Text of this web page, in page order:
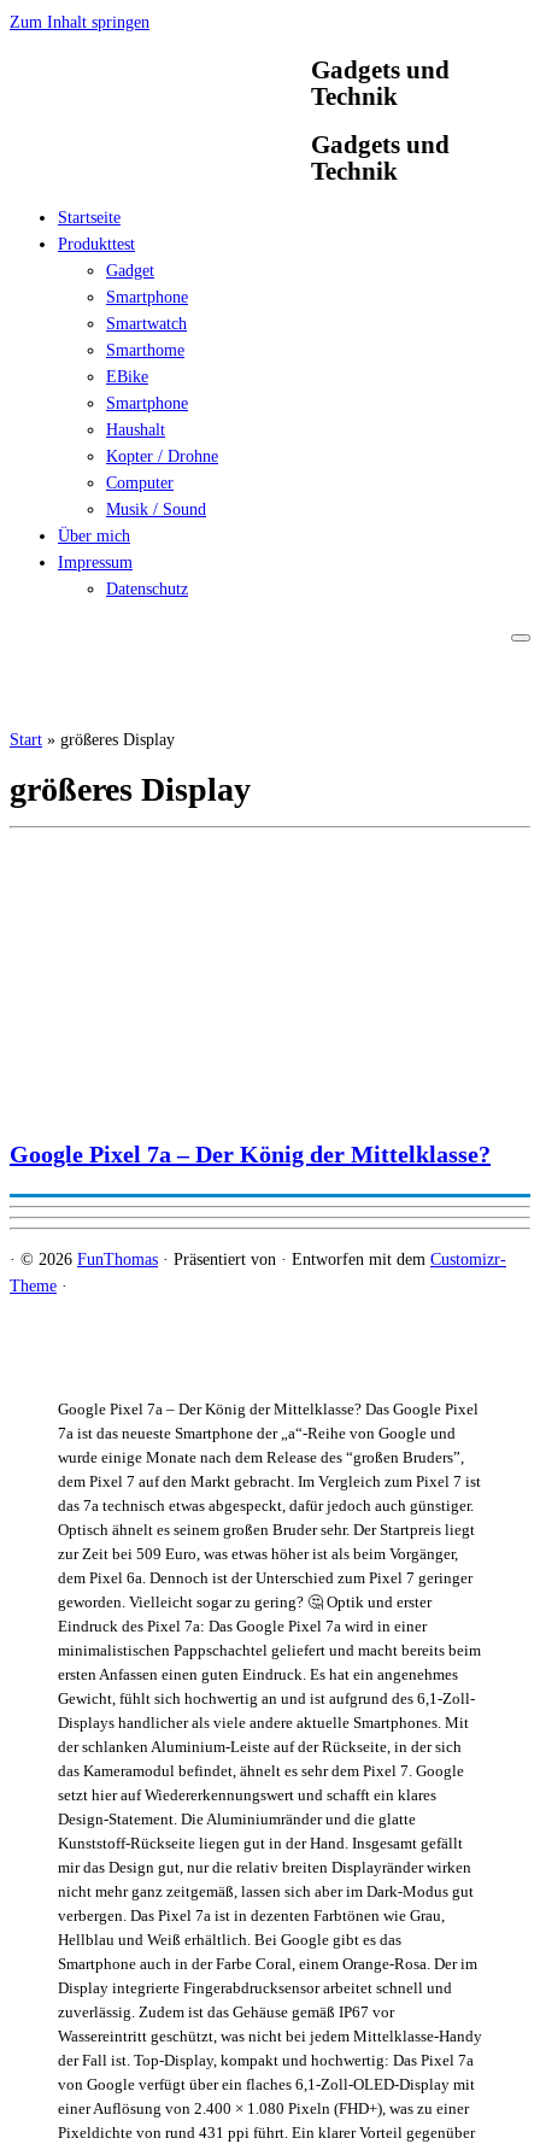
Zum Inhalt springen
Gadgets und
Technik
Gadgets und
Technik
Startseite
Produkttest
Gadget
Smartphone
Smartwatch
Smarthome
EBike
Smartphone
Haushalt
Kopter / Drohne
Computer
Musik / Sound
Über mich
Impressum
Datenschutz
Start » größeres Display
größeres Display
Google Pixel 7a – Der König der Mittelklasse? Das Google Pixel
7a ist das neueste Smartphone der „a“-Reihe von Google und
wurde einige Monate nach dem Release des “großen Bruders”,
dem Pixel 7 auf den Markt gebracht. Im Vergleich zum Pixel 7 ist
das 7a technisch etwas abgespeckt, dafür jedoch auch günstiger.
Optisch ähnelt es seinem großen Bruder sehr. Der Startpreis liegt
zur Zeit bei 509 Euro, was etwas höher ist als beim Vorgänger,
dem Pixel 6a. Dennoch ist der Unterschied zum Pixel 7 geringer
geworden. Vielleicht sogar zu gering? 🤔 Optik und erster
Eindruck des Pixel 7a: Das Google Pixel 7a wird in einer
minimalistischen Pappschachtel geliefert und macht bereits beim
ersten Anfassen einen guten Eindruck. Es hat ein angenehmes
Gewicht, fühlt sich hochwertig an und ist aufgrund des 6,1-Zoll-
Displays handlicher als viele andere aktuelle Smartphones. Mit
der schlanken Aluminium-Leiste auf der Rückseite, in der sich
das Kameramodul befindet, ähnelt es sehr dem Pixel 7. Google
setzt hier auf Wiedererkennungswert und schafft ein klares
Design-Statement. Die Aluminiumränder und die glatte
Kunststoff-Rückseite liegen gut in der Hand. Insgesamt gefällt
mir das Design gut, nur die relativ breiten Displayränder wirken
nicht mehr ganz zeitgemäß, lassen sich aber im Dark-Modus gut
verbergen. Das Pixel 7a ist in dezenten Farbtönen wie Grau,
Hellblau und Weiß erhältlich. Bei Google gibt es das
Smartphone auch in der Farbe Coral, einem Orange-Rosa. Der im
Display integrierte Fingerabdrucksensor arbeitet schnell und
zuverlässig. Zudem ist das Gehäuse gemäß IP67 vor
Wassereintritt geschützt, was nicht bei jedem Mittelklasse-Handy
der Fall ist. Top-Display, kompakt und hochwertig: Das Pixel 7a
von Google verfügt über ein flaches 6,1-Zoll-OLED-Display mit
einer Auflösung von 2.400 × 1.080 Pixeln (FHD+), was zu einer
Pixeldichte von rund 431 ppi führt. Ein klarer Vorteil gegenüber
Google Pixel 7a – Der König der Mittelklasse?
· © 2026 FunThomas · Präsentiert von · Entworfen mit dem Customizr-
Theme ·